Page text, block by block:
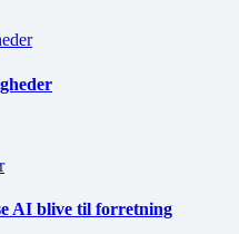
AI blive til forretning